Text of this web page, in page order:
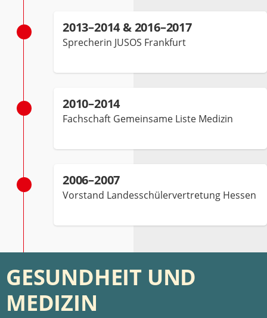
2013–2014 & 2016–2017
Sprecherin JUSOS Frankfurt
2010–2014
Fachschaft Gemeinsame Liste Medizin
2006–2007
Vorstand Landesschülervertretung Hessen
GESUNDHEIT UND
MEDIZIN